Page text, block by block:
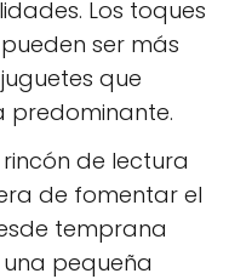
Los toques
ser más
que
predominante.
rincón de lectura
de fomentar el
temprana
pequeña